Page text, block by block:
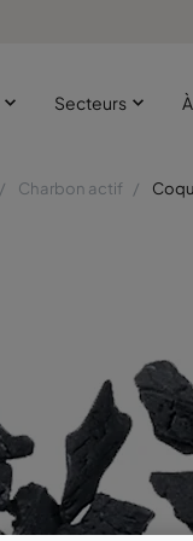
Secteurs
Charbon actif